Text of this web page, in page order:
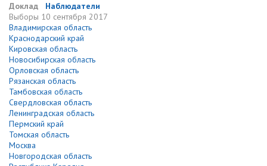
Доклад
Наблюдатели
Выборы 10 сентября 2017
Владимирская область
Краснодарский край
Кировская область
Новосибирская область
Орловская область
Рязанская область
Тамбовская область
Свердловская область
Ленинградская область
Пермский край
Томская область
Москва
Новгородская область